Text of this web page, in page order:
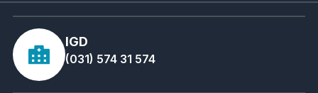
IGD
(031) 574 31 574